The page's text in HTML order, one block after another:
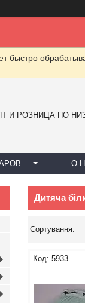
быстро
И РОЗНИЦА ПО
О
Дитяча
5933